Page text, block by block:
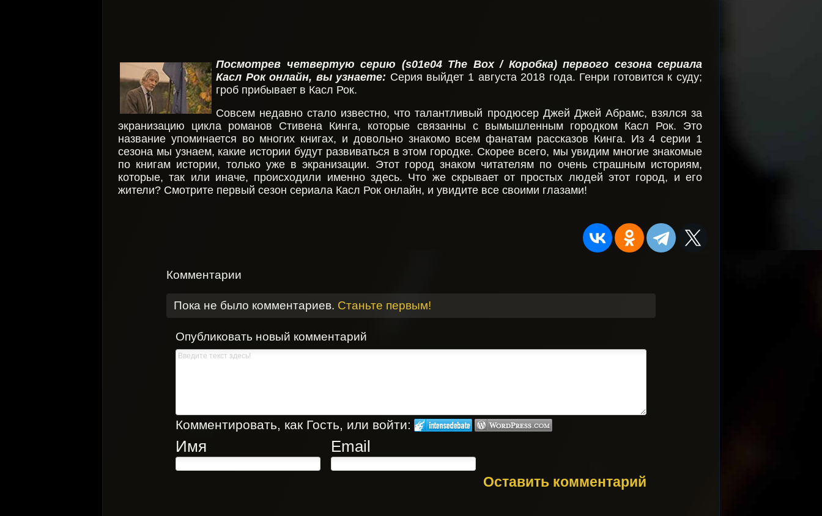
Посмотрев четвертую серию (s01e04 The Box / Коробка) первого сезона сериала
Касл Рок онлайн, вы узнаете: Серия выйдет 1 августа 2018 года. Генри готовится к суду;
гроб прибывает в Касл Рок.
Совсем недавно стало известно, что талантливый продюсер Джей Джей Абрамс, взялся за
экранизацию цикла романов Стивена Кинга, которые связанны с вымышленным городком Касл Рок. Это
название упоминается во многих книгах, и довольно знакомо всем фанатам рассказов Кинга. Из 4 серии 1
сезона мы узнаем, какие истории будут развиваться в этом городке. Скорее всего, мы увидим многие знакомые
по книгам истории, только уже в экранизации. Этот город знаком читателям по очень страшным историям,
которые, так или иначе, происходили именно здесь. Что же скрывает от простых людей этот город, и его
жители? Смотрите первый сезон сериала Касл Рок онлайн, и увидите все своими глазами!
Комментарии
Пока не было комментариев. Станьте первым!
Опубликовать новый комментарий
Комментировать, как Гость, или войти:
Имя Email
Оставить комментарий